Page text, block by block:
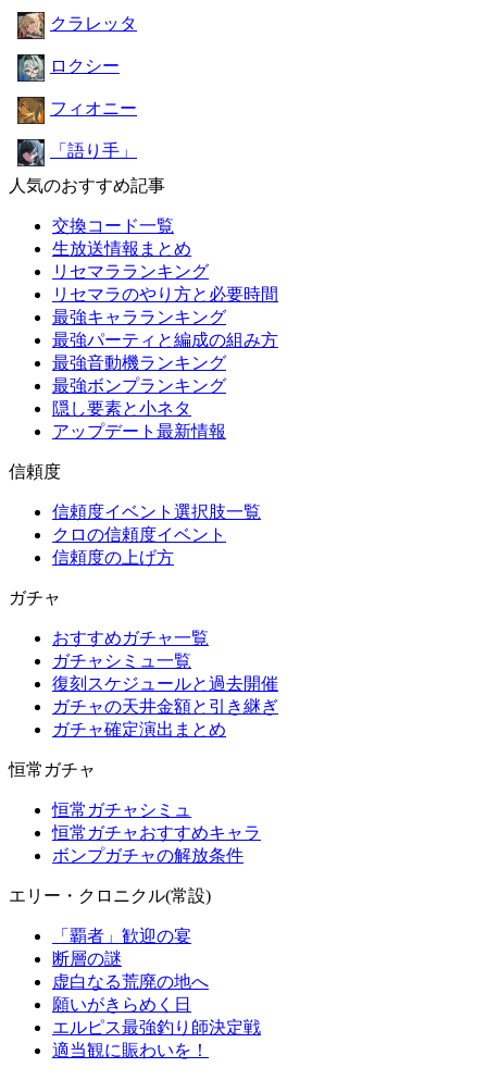
クラレッタ
ロクシー
フィオニー
「語り手」
人気のおすすめ記事
交換コード一覧
生放送情報まとめ
リセマラランキング
リセマラのやり方と必要時間
最強キャラランキング
最強パーティと編成の組み方
最強音動機ランキング
最強ボンプランキング
隠し要素と小ネタ
アップデート最新情報
信頼度
信頼度イベント選択肢一覧
クロの信頼度イベント
信頼度の上げ方
ガチャ
おすすめガチャ一覧
ガチャシミュ一覧
復刻スケジュールと過去開催
ガチャの天井金額と引き継ぎ
ガチャ確定演出まとめ
恒常ガチャ
恒常ガチャシミュ
恒常ガチャおすすめキャラ
ボンプガチャの解放条件
エリー・クロニクル(常設)
「覇者」歓迎の宴
断層の謎
虚白なる荒廃の地へ
願いがきらめく日
エルピス最強釣り師決定戦
適当観に賑わいを！